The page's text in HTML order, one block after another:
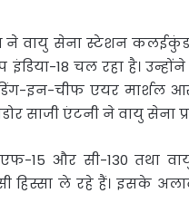
नेवायु सेना स्टेशन कलईकुंडा
18 चल रहा है।
इन-चीफ एयर मार्शल
साजी एंटनी ने वायु सेना
15 और सी-130 तथा
हिस्सा ले रहे हैं। इसके